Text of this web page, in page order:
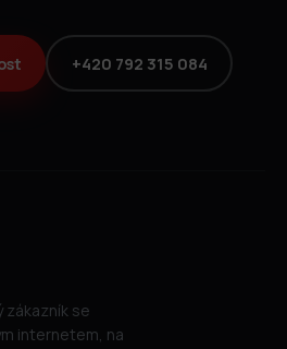
+420 792 315 084
zákazník se
internetem, na